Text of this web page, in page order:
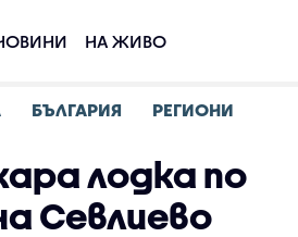
НА ЖИВО
БЪЛГАРИЯ РЕГИОНИ
лодка по
Севлиево